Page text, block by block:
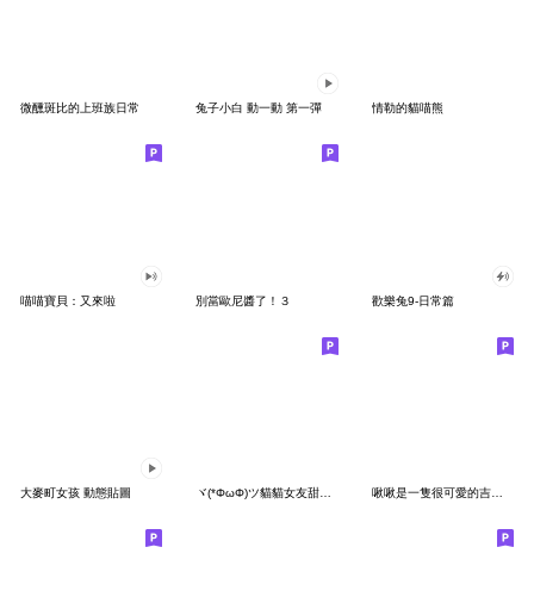
微醺斑比的上班族日常 兔子小白 動一動 第一彈 情勒的貓喵熊
喵喵寶貝：又來啦 別當歐尼醬了！３ 歡樂兔9-日常篇
大麥町女孩 動態貼圖 啾啾是一隻很可愛的吉娃娃><!